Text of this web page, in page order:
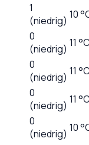
1
(niedrig) 10
0
(niedrig) 11
0
(niedrig) 11
0
(niedrig) 11
0
(niedrig) 10